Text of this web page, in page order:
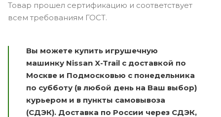
Товар прошел сертификацию и соответствует
всем требованиям ГОСТ.
Вы можете купить игрушечную
машинку Nissan X-Trail с доставкой по
Москве и Подмосковью с понедельника
по субботу (в любой день на Ваш выбор)
курьером и в пункты самовывоза
(СДЭК). Доставка по России через СДЭК,